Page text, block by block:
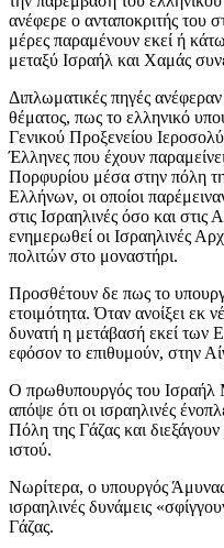
ανέφερε ο ανταποκριτής του
μέρες παραμένουν εκεί ή
μεταξύ Ισραήλ και Χαμάς
Διπλωματικές πηγές
θέματος, πως το ελληνικό
Γενικού Προξενείου
Έλληνες που έχουν
Πορφυρίου μέσα στην πόλη
Ελλήνων, οι οποίοι
στις Ισραηλινές όσο και στις
ενημερωθεί οι Ισραηλινές
πολιτών στο μοναστήρι.
Προσθέτουν δε πως το
ετοιμότητα. Όταν ανοίξει εκ
δυνατή η μετάβασή εκεί των
εφόσον το επιθυμούν, στην
Ο πρωθυπουργός του Ισραήλ
απόψε ότι οι ισραηλινές
Πόλη της Γάζας και διεξάγουν
ιστού.
Νωρίτερα, ο υπουργός
ισραηλινές δυνάμεις
Γάζας.